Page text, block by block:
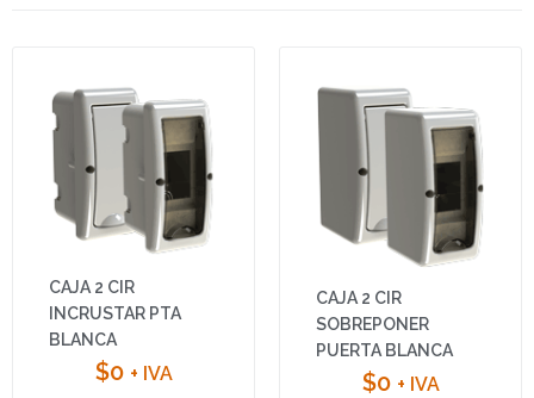
CAJA 2 CIR
INCRUSTAR PTA
BLANCA
$0 + IVA
CAJA 2 CIR
SOBREPONER
PUERTA BLANCA
$0 + IVA